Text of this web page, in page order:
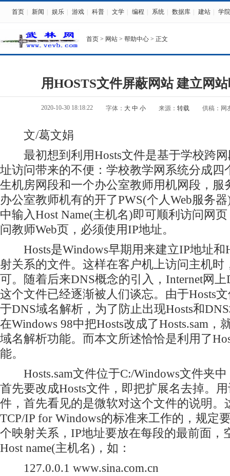
首页 新闻 娱乐 游戏 科普 文学 编程 系统 数据库 建站 学院
首页 > 网站 > 帮助中心 > 正文
用HOSTS文件屏蔽网站 建立网
2020-10-30 18:18:22 字体： 大 中 小 来源： 转载 供稿：网
文/葛文娟
最初想到利用Hosts文件是基于学校跨网
址访问带来的不便：学校教学网系统分成四
生机房网段和一个办公室教师用机网段，服
办公室教师机有的开了PWS(个人Web服务
中输入Host Name(主机名)即可顺利访问网
问教师Web页，必须使用IP地址。
Hosts是Windows早期用来建立IP地址和
射关系的文件。这样在客户机上访问主机时
可。随着后来DNS概念的引入，Internet网
这个文件已经逐渐被人们谈忘。由于Hosts
于DNS域名解析，为了防止出现Hosts和
在Windows 98中把Hosts改成了Hosts.sam，
域名解析功能。而本文所述恰恰是利用了
能。
Hosts.sam文件位于C:/Windows文件夹中
首先要改成Hosts文件，即把扩展名去掉。
件，首先看见的是微软对这个文件的说明。
TCP/IP for Windows的标准来工作的，规定
个映射关系，IP地址要放在每段的最前面，
Host name(主机名)，如：
127.0.0.1 www.sina.com.cn